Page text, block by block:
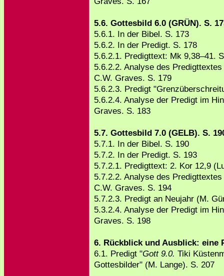
5.6. Gottesbild 6.0 (GRÜN). S.
5.6.1. In der Bibel. S. 173
5.6.2. In der Predigt. S. 178
5.6.2.1. Predigttext: Mk 9,38–41.
5.6.2.2. Analyse des
C.W. Graves. S. 179
5.6.2.3. Predigt
5.6.2.4. Analyse der Predigt im
Graves. S. 183
5.7. Gottesbild 7.0 (GELB). S.
5.7.1. In der Bibel. S. 190
5.7.2. In der Predigt. S. 193
5.7.2.1. Predigttext: 2. Kor 12,9
5.7.2.2. Analyse des
C.W. Graves. S. 194
5.7.2.3. Predigt an Neujahr (M.
5.3.2.4. Analyse der Predigt im
Graves. S. 198
6. Rückblick und Ausblick: eine
6.1. Predigt "Gott 9.0. Tiki
Gottesbilder" (M. Lange). S. 207